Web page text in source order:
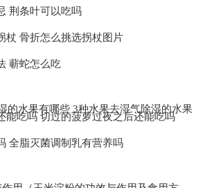
荆条叶可以吃吗
杖 骨折怎么挑选拐杖图片
蕲蛇怎么吃
的水果有哪些 3种水果去湿气除湿的水果
能吃吗 切过的菠萝过夜之后还能吃吗
全脂灭菌调制乳有营养吗